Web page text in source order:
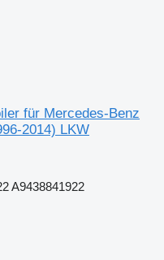
für Mercedes-Benz
2014) LKW
A9438841922